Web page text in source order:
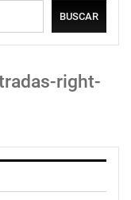
BUSCAR
right-